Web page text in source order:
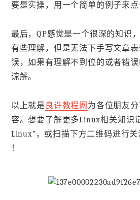
要是实操，用一个简单的例子来点
最后，QP感觉是一个很深的知识
有些理解，但是无法下手写文章
误，如果有理解不到位的或者错
谅解。
以上就是 良许教程网 为各位朋友
容。想要了解更多Linux相关知识
Linux”，或扫描下方二维码进行
！